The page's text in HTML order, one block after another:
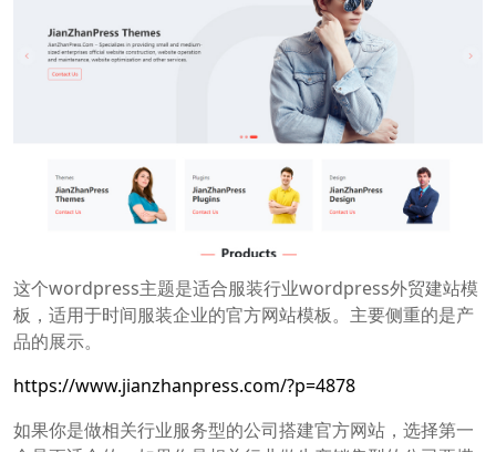
这个wordpress主题是适合服装行业wordpress外贸建站模
板，适用于时间服装企业的官方网站模板。主要侧重的是产
品的展示。
https://www.jianzhanpress.com/?p=4878
如果你是做相关行业服务型的公司搭建官方网站，选择第一